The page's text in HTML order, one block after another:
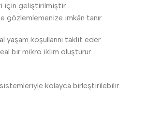
için geliştirilmiştir.
gözlemlemenize imkân tanır.
koşullarını taklit eder.
bir mikro iklim oluşturur.
kolayca birleştirilebilir.